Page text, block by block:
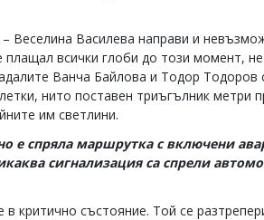
Веселина Василева направи и
плащал всички глоби до този момент,
Ванча Байлова и Тодор
нито поставен триъгълник метри
им светлини.
е спряла маршрутка с включени
сигнализация са спрели
критично състояние. Той се